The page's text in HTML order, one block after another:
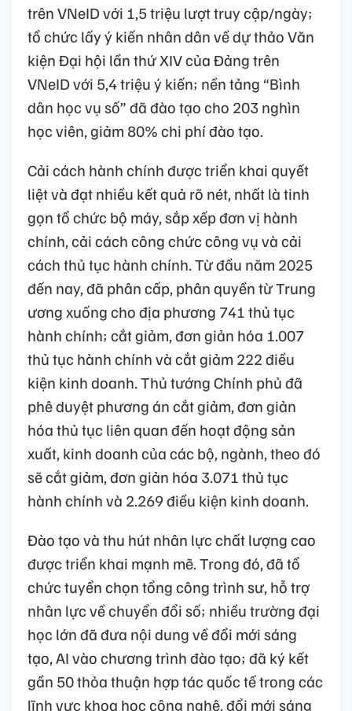
trên VNeID với 1,5 triệu lượt truy cập/ngày;
tổ chức lấy ý kiến nhân dân về dự thảo Văn
kiện Đại hội lần thứ XIV của Đảng trên
VNeID với 5,4 triệu ý kiến; nền tảng “Bình
dân học vụ số” đã đào tạo cho 203 nghìn
học viên, giảm 80% chi phí đào tạo.
Cải cách hành chính được triển khai quyết
liệt và đạt nhiều kết quả rõ nét, nhất là tinh
gọn tổ chức bộ máy, sắp xếp đơn vị hành
chính, cải cách công chức công vụ và cải
cách thủ tục hành chính. Từ đầu năm 2025
đến nay, đã phân cấp, phân quyền từ Trung
ương xuống cho địa phương 741 thủ tục
hành chính; cắt giảm, đơn giản hóa 1.007
thủ tục hành chính và cắt giảm 222 điều
kiện kinh doanh. Thủ tướng Chính phủ đã
phê duyệt phương án cắt giảm, đơn giản
hóa thủ tục liên quan đến hoạt động sản
xuất, kinh doanh của các bộ, ngành, theo đó
sẽ cắt giảm, đơn giản hóa 3.071 thủ tục
hành chính và 2.269 điều kiện kinh doanh.
Đào tạo và thu hút nhân lực chất lượng cao
được triển khai mạnh mẽ. Trong đó, đã tổ
chức tuyển chọn tổng công trình sư, hỗ trợ
nhân lực về chuyển đổi số; nhiều trường đại
học lớn đã đưa nội dung về đổi mới sáng
tạo, AI vào chương trình đào tạo; đã ký kết
gần 50 thỏa thuận hợp tác quốc tế trong các
lĩnh vực khoa học công nghệ, đổi mới sáng